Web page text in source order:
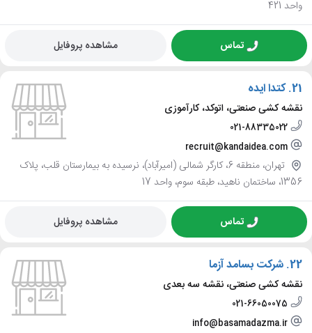
واحد 421
تماس مشاهده پروفایل
21. کتدا ایده
نقشه کشی صنعتی، اتوکد، کارآموزی
021-88335022
recruit@kandaidea.com
تهران، منطقه 6، کارگر شمالی (امیرآباد)، نرسیده به بیمارستان قلب، پلاک
1356، ساختمان ناهید، طبقه سوم، واحد 17
تماس مشاهده پروفایل
22. شرکت بسامد آزما
نقشه کشی صنعتی، نقشه سه بعدی
021-66050075
info@basamadazma.ir